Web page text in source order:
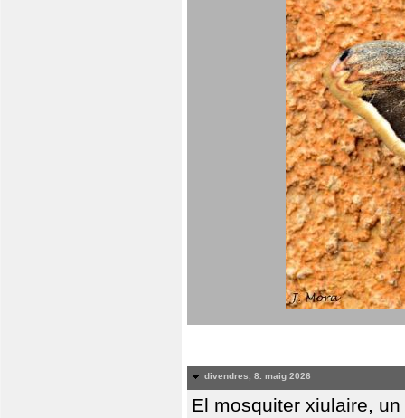
divendres, 8. maig 2026
El mosquiter xiulaire,